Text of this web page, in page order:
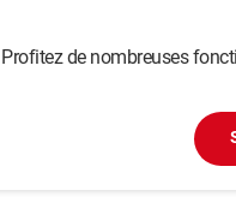
Profitez de nombreuses